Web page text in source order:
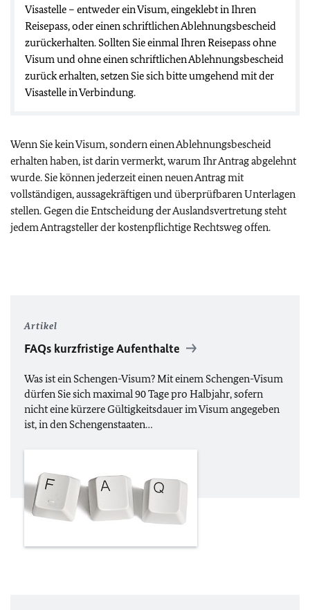
Visastelle – entweder ein Visum, eingeklebt in Ihren
Reisepass, oder einen schriftlichen Ablehnungsbescheid
zurückerhalten. Sollten Sie einmal Ihren Reisepass ohne
Visum und ohne einen schriftlichen Ablehnungsbescheid
zurück erhalten, setzen Sie sich bitte umgehend mit der
Visastelle in Verbindung.
Wenn Sie kein Visum, sondern einen Ablehnungsbescheid
erhalten haben, ist darin vermerkt, warum Ihr Antrag abgelehnt
wurde. Sie können jederzeit einen neuen Antrag mit
vollständigen, aussagekräftigen und überprüfbaren Unterlagen
stellen. Gegen die Entscheidung der Auslandsvertretung steht
jedem Antragsteller der kostenpflichtige Rechtsweg offen.
Artikel
FAQs kurzfristige Aufenthalte
Was ist ein Schengen-Visum? Mit einem Schengen-Visum
dürfen Sie sich maximal 90 Tage pro Halbjahr, sofern
nicht eine kürzere Gültigkeitsdauer im Visum angegeben
ist, in den Schengenstaaten…